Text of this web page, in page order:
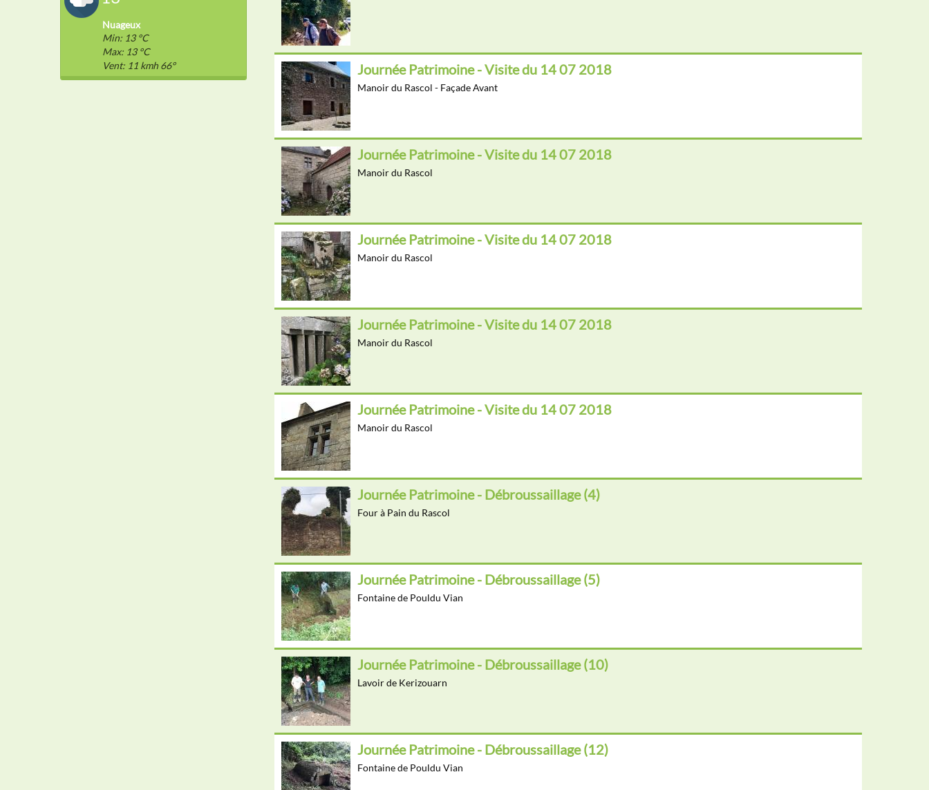
Nuageux
Min: 13 °C
Max: 13 °C
Vent: 11 kmh 66°
Journée Patrimoine - Visite du 14 07 2018
Manoir du Rascol - Façade Avant
Journée Patrimoine - Visite du 14 07 2018
Manoir du Rascol
Journée Patrimoine - Visite du 14 07 2018
Manoir du Rascol
Journée Patrimoine - Visite du 14 07 2018
Manoir du Rascol
Journée Patrimoine - Visite du 14 07 2018
Manoir du Rascol
Journée Patrimoine - Débroussaillage (4)
Four à Pain du Rascol
Journée Patrimoine - Débroussaillage (5)
Fontaine de Pouldu Vian
Journée Patrimoine - Débroussaillage (10)
Lavoir de Kerizouarn
Journée Patrimoine - Débroussaillage (12)
Fontaine de Pouldu Vian